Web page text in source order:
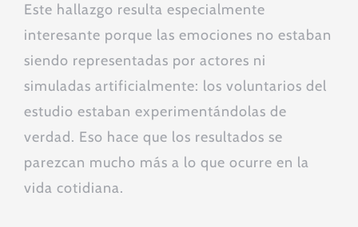
Este hallazgo resulta especialmente
interesante porque las emociones no estaban
siendo representadas por actores ni
simuladas artificialmente: los voluntarios del
estudio estaban experimentándolas de
verdad. Eso hace que los resultados se
parezcan mucho más a lo que ocurre en la
vida cotidiana.